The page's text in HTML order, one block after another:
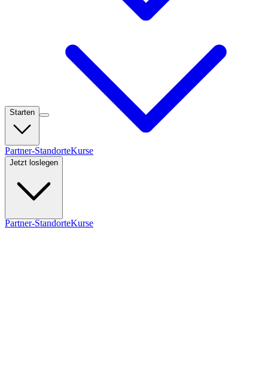
Starten
Partner-StandorteKurse
Jetzt loslegen
Partner-StandorteKurse